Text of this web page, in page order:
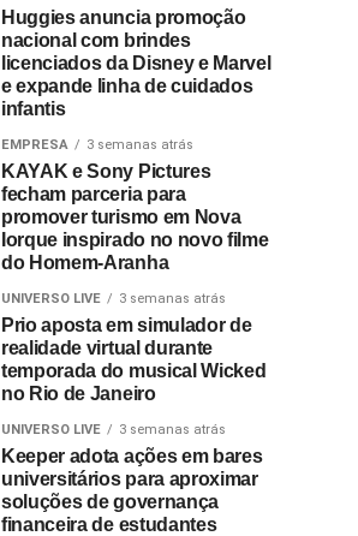
Huggies anuncia promoção
nacional com brindes
licenciados da Disney e Marvel
e expande linha de cuidados
infantis
EMPRESA 3 semanas atrás
KAYAK e Sony Pictures
fecham parceria para
promover turismo em Nova
Iorque inspirado no novo filme
do Homem-Aranha
UNIVERSO LIVE 3 semanas atrás
Prio aposta em simulador de
realidade virtual durante
temporada do musical Wicked
no Rio de Janeiro
UNIVERSO LIVE 3 semanas atrás
Keeper adota ações em bares
universitários para aproximar
soluções de governança
financeira de estudantes